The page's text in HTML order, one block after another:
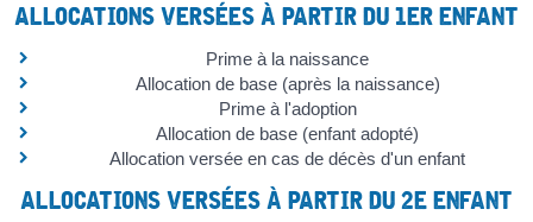
ALLOCATIONS VERSÉES À PARTIR DU 1ER ENFANT
Prime à la naissance
Allocation de base (après la naissance)
Prime à l'adoption
Allocation de base (enfant adopté)
Allocation versée en cas de décès d'un enfant
ALLOCATIONS VERSÉES À PARTIR DU 2E ENFANT